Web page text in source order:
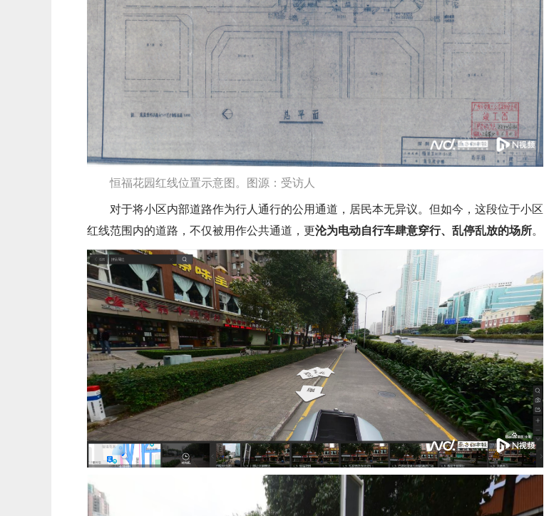
恒福花园红线位置示意图。图源：受访人
对于将小区内部道路作为行人通行的公用通道，居民本无异议。但如今，这段位于小区
红线范围内的道路，不仅被用作公共通道，更沦为电动自行车肆意穿行、乱停乱放的场所。